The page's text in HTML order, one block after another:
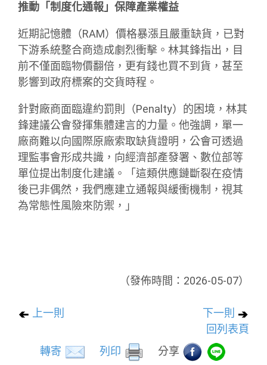
推動「制度化通報」保障產業權益
近期記憶體（RAM）價格暴漲且嚴重缺貨，已對
下游系統整合商造成劇烈衝擊。林其鋒指出，目
前不僅面臨物價翻倍，更有錢也買不到貨，甚至
影響到政府標案的交貨時程。
針對廠商面臨違約罰則（Penalty）的困境，林其
鋒建議公會發揮集體建言的力量。他強調，單一
廠商難以向國際原廠索取缺貨證明，公會可透過
理監事會形成共識，向經濟部產發署、數位部等
單位提出制度化建議。「這類供應鏈斷裂在疫情
後已非偶然，我們應建立通報與緩衝機制，視其
為常態性風險來防禦，」
（發佈時間：2026-05-07）
上一則
下一則
回列表頁
轉寄
列印 分享